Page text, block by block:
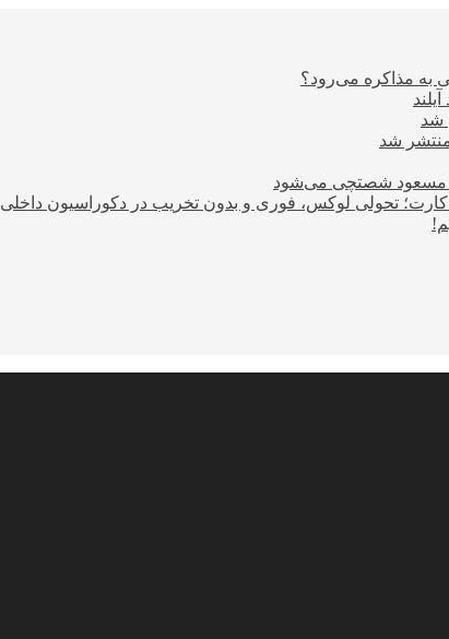
به مذاکره می‌رود؟
شد
مسعود شصتچی می‌شود
دکارت؛ تحولی لوکس، فوری و بدون تخریب در دکوراسیون داخلی